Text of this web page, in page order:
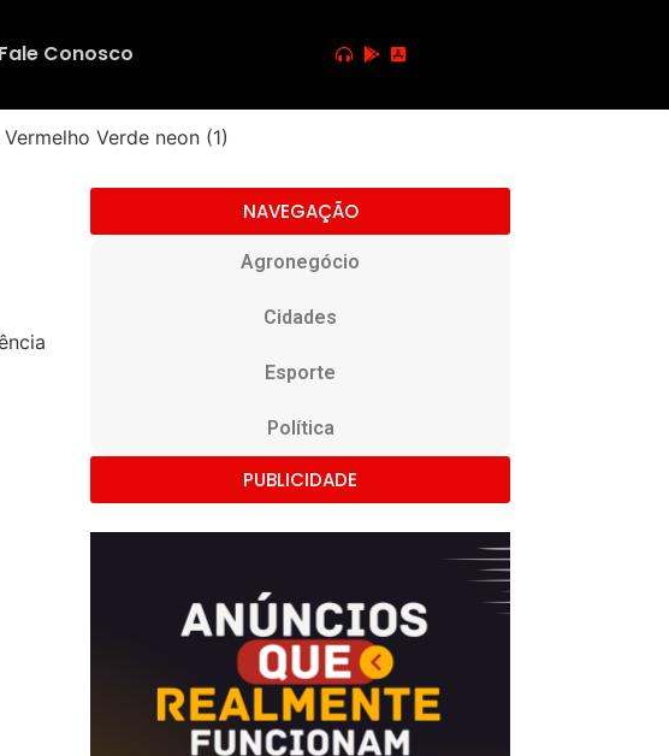
Conosco
NAVEGAÇÃO
Agronegócio
Cidades
Esporte
Política
PUBLICIDADE